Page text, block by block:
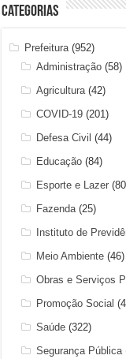
Categorias
Prefeitura (952)
Administração (58)
Agricultura (42)
COVID-19 (201)
Defesa Civil (44)
Educação (84)
Esporte e Lazer
Fazenda (25)
Instituto de
Meio Ambiente (46)
Obras e Serviços
Promoção Social
Saúde (322)
Segurança Pública